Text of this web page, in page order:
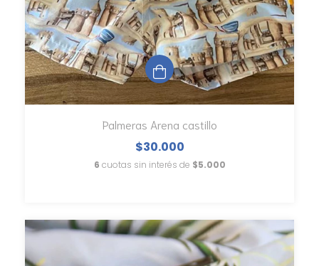
Palmeras Arena castillo
$30.000
6 cuotas sin interés de $5.000